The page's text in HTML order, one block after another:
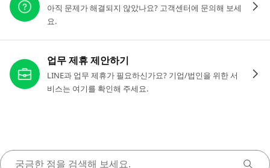
아직 문제가 해결되지 않았나요? 고객센터에 문의해 보세
요.
업무 제휴 제안하기
LINE과 업무 제휴가 필요하신가요? 기업/법인을 위한 서
비스는 여기를 확인해 주세요.